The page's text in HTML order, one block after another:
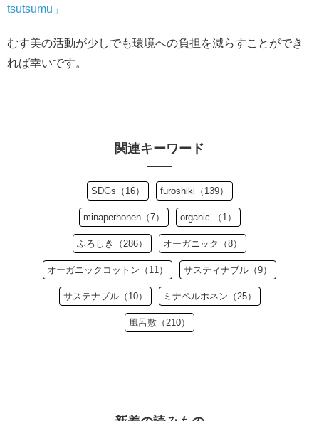
tsutsumu」
むす美の活動が少しでも環境への負担を減らすことができ
れば幸いです。
関連キーワード
SDGs（16） furoshiki（139）
minaperhonen（7） organic.（1）
ふろしき（286） オーガニック（8）
オーガニックコットン（11） サスティナブル（9）
サステナブル（10） ミナペルホネン（25）
風呂敷（210）